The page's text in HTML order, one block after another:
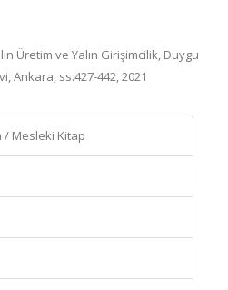
Üretim ve Yalın Girişimcilik, Duygu
Ankara, ss.427-442, 2021
/ Mesleki Kitap